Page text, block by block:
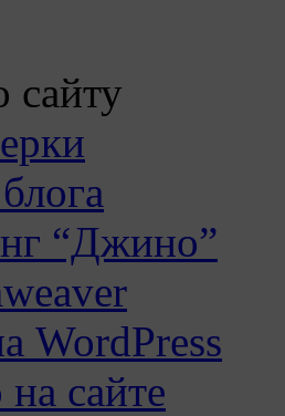
“Джино”
WordPress
сайте